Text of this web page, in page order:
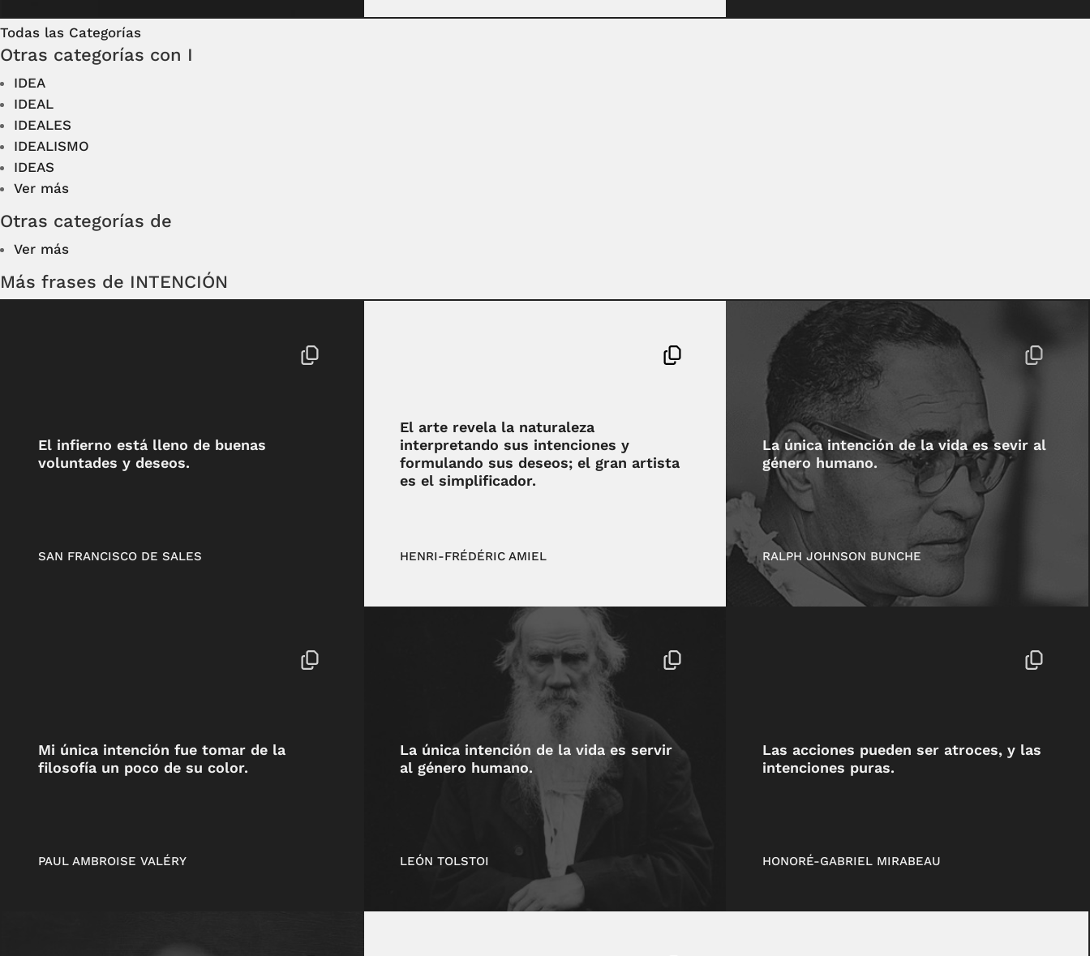
Todas las Categorías
Otras categorías con I
IDEA
IDEAL
IDEALES
IDEALISMO
IDEAS
Ver más
Otras categorías de
Ver más
Más frases de INTENCIÓN
El infierno está lleno de buenas
voluntades y deseos.
SAN FRANCISCO DE SALES
El arte revela la naturaleza
interpretando sus intenciones y
formulando sus deseos; el gran artista
es el simplificador.
HENRI-FRÉDÉRIC AMIEL
La única intención de la vida es sevir al
género humano.
RALPH JOHNSON BUNCHE
Mi única intención fue tomar de la
filosofía un poco de su color.
PAUL AMBROISE VALÉRY
La única intención de la vida es servir
al género humano.
LEÓN TOLSTOI
Las acciones pueden ser atroces, y las
intenciones puras.
HONORÉ-GABRIEL MIRABEAU